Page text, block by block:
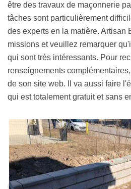
être des travaux de maçonnerie
tâches sont particulièrement
des experts en la matière. Artisan
missions et veuillez remarquer
qui sont très intéressants. Pour
renseignements
de son site web. Il va aussi faire
qui est totalement gratuit et sans